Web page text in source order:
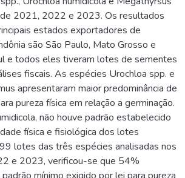
2021, 2022 e 2023. Os resultados
estados exportadores de
são São Paulo, Mato Grosso e
e todos eles tiveram lotes de sementes
fiscais. As espécies Urochloa spp. e
apresentaram maior predominância de
pureza física em relação a germinação.
não houve padrão estabelecido
física e fisiológica dos lotes
lotes das três espécies analisadas nos
e 2023, verificou-se que 54%